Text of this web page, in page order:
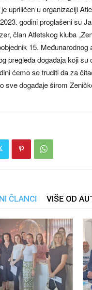
je upriličen u organizaciji
godini proglašeni su
član Atletskog kluba
15.
pregleda događaja koji
ćemo se truditi da za
sve događaje širom
ČLANCI VIŠE OD